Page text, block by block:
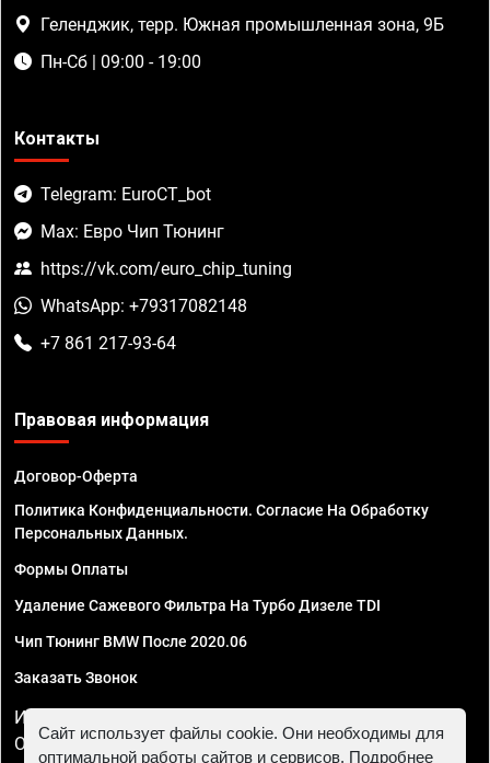
Геленджик, терр. Южная промышленная зона, 9Б
Пн-Сб | 09:00 - 19:00
Контакты
Telegram: EuroCT_bot
Max: Евро Чип Тюнинг
https://vk.com/euro_chip_tuning
WhatsApp: +79317082148
+7 861 217-93-64
Правовая информация
Договор-Оферта
Политика Конфиденциальности. Согласие На Обработку
Персональных Данных.
Формы Оплаты
Удаление Сажевого Фильтра На Турбо Дизеле TDI
Чип Тюнинг BMW После 2020.06
Заказать Звонок
ИП Смирнов Георгий Павлович. ИНН 781302555843,
ОГРНИП 324470400032610
Сайт использует файлы cookie. Они необходимы для
оптимальной работы сайтов и сервисов. Подробнее